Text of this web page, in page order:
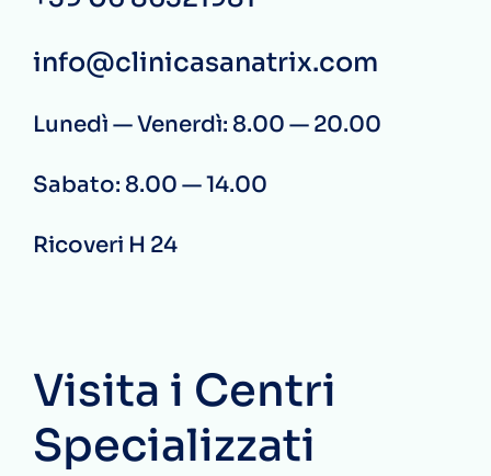
info@clinicasanatrix.com
Lunedì — Venerdì: 8.00 — 20.00
Sabato: 8.00 — 14.00
Ricoveri H 24
Visita i Centri
Specializzati